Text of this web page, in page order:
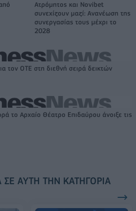
Ατρόμητος και Novibet
συνεχίζουν μαζί: Ανανέωση της
συνεργασίας τους μέχρι το
2028
τον ΟΤΕ στη διεθνή σειρά δεικτών
το Αρχαίο Θέατρο Επιδαύρου άνοιξε τις
ΣΕ ΑΥΤΉ ΤΗΝ ΚΑΤΗΓΟΡΊΑ